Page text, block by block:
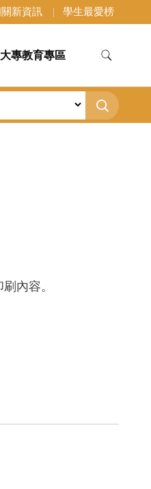
新資訊 學生最愛榜
大專教育專區
內容。